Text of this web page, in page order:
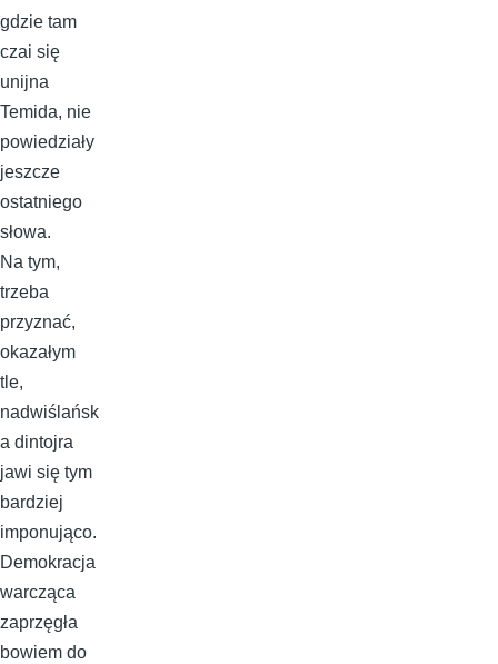
gdzie tam
czai się
unijna
Temida, nie
powiedziały
jeszcze
ostatniego
słowa.
Na tym,
trzeba
przyznać,
okazałym
tle,
nadwiślańsk
a dintojra
jawi się tym
bardziej
imponująco.
Demokracja
warcząca
zaprzęgła
bowiem do